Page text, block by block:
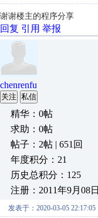
谢谢楼主的程序分享
回复 引用 举报
chenrenfu
关注 私信
精华：0帖
求助：0帖
帖子：2帖 | 651回
年度积分：21
历史总积分：125
注册：2011年9月08日
发表于：2020-03-05 22:17:05